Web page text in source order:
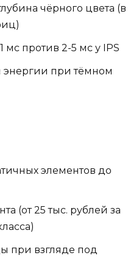
чёрного цвета (в
мс против 2-5 мс у IPS
энергии при тёмном
элементов до
(от 25 тыс. рублей за
при взгляде под